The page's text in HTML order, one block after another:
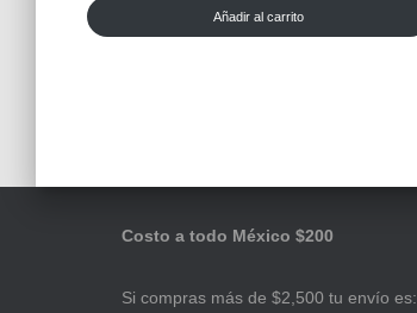
Añadir al carrito
Costo a todo México $200
Si compras más de $2,500 tu envío es: